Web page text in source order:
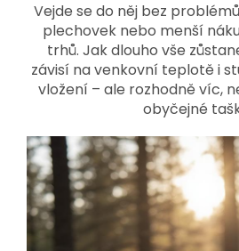
Vejde se do něj bez
plechovek nebo menší
trhů. Jak dlouho vše
závisí na venkovní teplotě i
vložení – ale rozhodně víc,
obyčejné